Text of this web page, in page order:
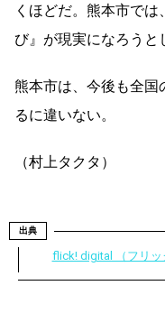
くほどだ。熊本市で
び』が現実になろうと
熊本市は、今後も全国
るに違いない。
（村上タクタ）
出典
flick! digital （フリッ